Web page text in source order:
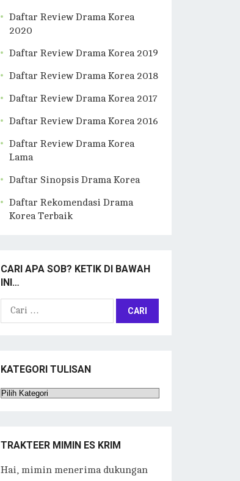
Daftar Review Drama Korea
2020
Daftar Review Drama Korea 2019
Daftar Review Drama Korea 2018
Daftar Review Drama Korea 2017
Daftar Review Drama Korea 2016
Daftar Review Drama Korea
Lama
Daftar Sinopsis Drama Korea
Daftar Rekomendasi Drama
Korea Terbaik
CARI APA SOB? KETIK DI BAWAH
INI…
Cari
KATEGORI TULISAN
Kategori
TRAKTEER MIMIN ES KRIM
Hai, mimin menerima dukungan